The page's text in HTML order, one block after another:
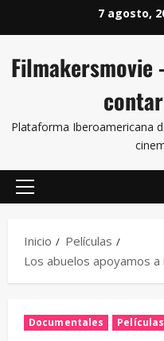
7 agosto,
Filmakersmovie
Plataforma Iberoamericana
Inicio
Películas
Los abuelos apoyamos
Documentales Películas